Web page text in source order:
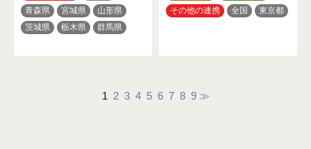
青森県
宮城県
山形県
茨城県
栃木県
群馬県
滋賀県
その他の連携
全国 東京都
1 2 3 4 5 6 7 8 9 ≫